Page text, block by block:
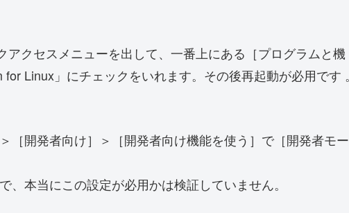
アクセスメニューを出して、一番上にある［プログラムと機
Linux」にチェックをいれます。その後再起動が必用です 。
［開発者向け］＞［開発者向け機能を使う］で［開発者モー
本当にこの設定が必用かは検証していません。